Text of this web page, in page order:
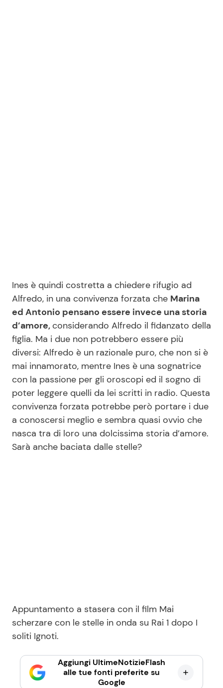
Ines è quindi costretta a chiedere rifugio ad
Alfredo, in una convivenza forzata che Marina
ed Antonio pensano essere invece una storia
d’amore, considerando Alfredo il fidanzato della
figlia. Ma i due non potrebbero essere più
diversi: Alfredo è un razionale puro, che non si è
mai innamorato, mentre Ines è una sognatrice
con la passione per gli oroscopi ed il sogno di
poter leggere quelli da lei scritti in radio. Questa
convivenza forzata potrebbe però portare i due
a conoscersi meglio e sembra quasi ovvio che
nasca tra di loro una dolcissima storia d’amore.
Sarà anche baciata dalle stelle?
Appuntamento a stasera con il film Mai
scherzare con le stelle in onda su Rai 1 dopo I
soliti Ignoti.
Aggiungi UltimeNotizieFlash
alle tue fonti preferite su
Google